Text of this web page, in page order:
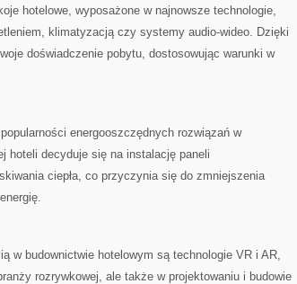
hotelowe, wyposażone w najnowsze technologie,
klimatyzacją czy systemy audio-wideo.‌ Dzięki⁣
doświadczenie⁢ pobytu, dostosowując⁤ warunki w
energooszczędnych rozwiązań w
hoteli decyduje się na instalację paneli​
ciepła,‌ co ⁣przyczynia⁢ się do zmniejszenia
w budownictwie hotelowym są technologie VR ⁤i AR,
rozrywkowej, ale także⁤ w projektowaniu i budowie